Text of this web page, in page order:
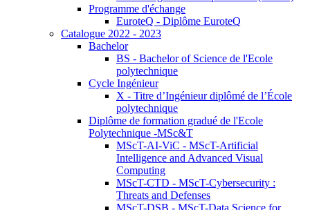
Programme d'échange
EuroteQ - Diplôme EuroteQ
Catalogue 2022 - 2023
Bachelor
BS - Bachelor of Science de l'Ecole
polytechnique
Cycle Ingénieur
X - Titre d’Ingénieur diplômé de l’École
polytechnique
Diplôme de formation gradué de l'Ecole
Polytechnique -MSc&T
MScT-AI-ViC - MScT-Artificial
Intelligence and Advanced Visual
Computing
MScT-CTD - MScT-Cybersecurity :
Threats and Defenses
MScT-DSB - MScT-Data Science for